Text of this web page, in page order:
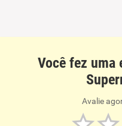
Você fez uma
Avalie